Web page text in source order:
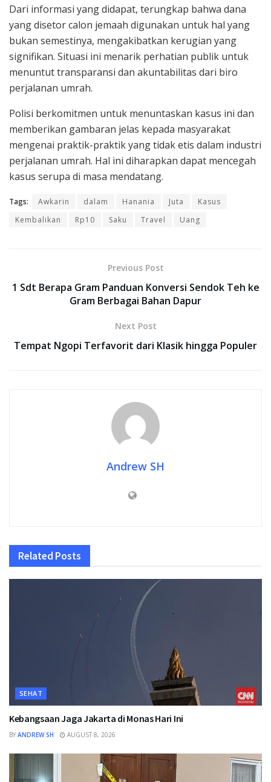
Dari informasi yang didapat, terungkap bahwa dana
yang disetor calon jemaah digunakan untuk hal yang
bukan semestinya, mengakibatkan kerugian yang
signifikan. Situasi ini menarik perhatian publik untuk
menuntut transparansi dan akuntabilitas dari biro
perjalanan umrah.
Polisi berkomitmen untuk menuntaskan kasus ini dan
memberikan gambaran jelas kepada masyarakat
mengenai praktik-praktik yang tidak etis dalam industri
perjalanan umrah. Hal ini diharapkan dapat mencegah
kasus serupa di masa mendatang.
Tags: Awkarin dalam Hanania Juta
Kasus
Kembalikan
Rp10 Saku Travel Uang
Previous Post
1 Sdt Berapa Gram Panduan Konversi Sendok Teh ke
Gram Berbagai Bahan Dapur
Next Post
Tempat Ngopi Terfavorit dari Klasik hingga Populer
Andrew SH
Related Posts
SEHAT
Kebangsaan Jaga Jakarta di Monas Hari Ini
BY ANDREW SH AUGUST 8, 2026